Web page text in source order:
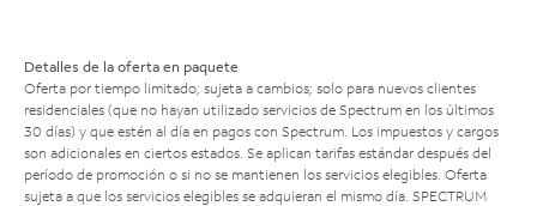
Detalles de la oferta en paquete
Oferta por tiempo limitado; sujeta a cambios; solo para nuevos clientes
residenciales (que no hayan utilizado servicios de Spectrum en los últimos
30 días) y que estén al día en pagos con Spectrum. Los impuestos y cargos
son adicionales en ciertos estados. Se aplican tarifas estándar después del
período de promoción o si no se mantienen los servicios elegibles. Oferta
sujeta a que los servicios elegibles se adquieran el mismo día. SPECTRUM